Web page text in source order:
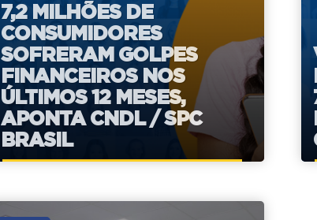
7,2 MILHÕES DE
CONSUMIDORES
SOFRERAM GOLPES
FINANCEIROS NOS
ÚLTIMOS 12 MESES,
APONTA CNDL / SPC
BRASIL